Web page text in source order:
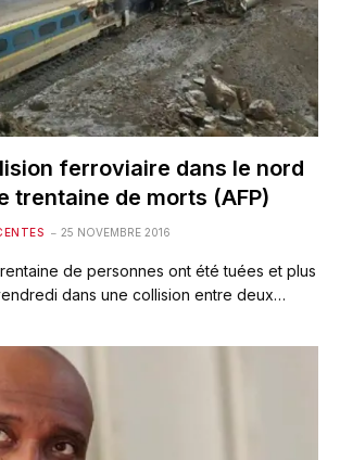
ferroviaire dans le nord
trentaine de morts (AFP)
25 NOVEMBRE 2016
de personnes ont été tuées et plus
dans une collision entre deux…